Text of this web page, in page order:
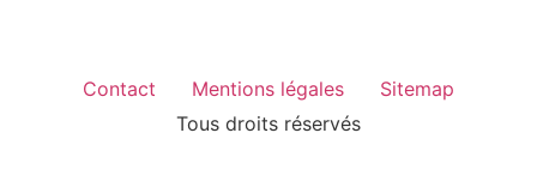
Contact Mentions légales
Sitemap
Tous droits réservés